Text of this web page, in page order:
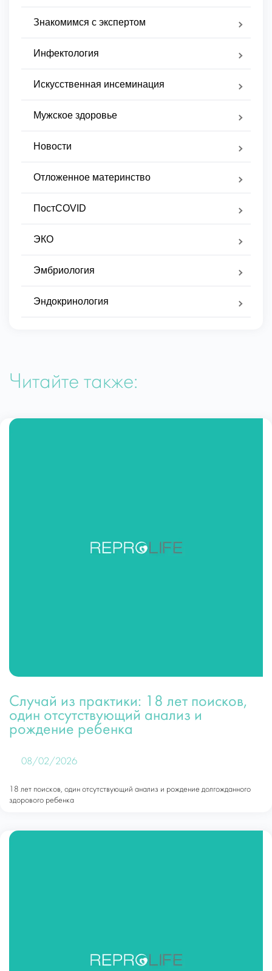
Знакомимся с экспертом
Инфектология
Искусственная инсеминация
Мужское здоровье
Новости
Отложенное материнство
ПостCOVID
ЭКО
Эмбриология
Эндокринология
Читайте также:
Случай из практики: 18 лет поисков,
один отсутствующий анализ и
рождение ребенка
08/02/2026
18 лет поисков, один отсутствующий анализ и рождение долгожданного
здорового ребенка